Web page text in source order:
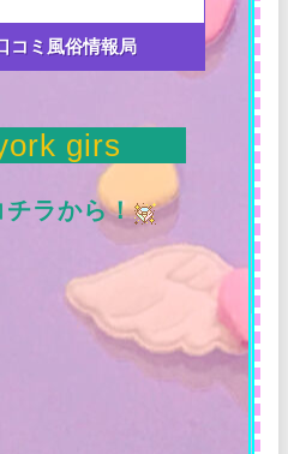
コミ風俗情報局
girs
チラから！